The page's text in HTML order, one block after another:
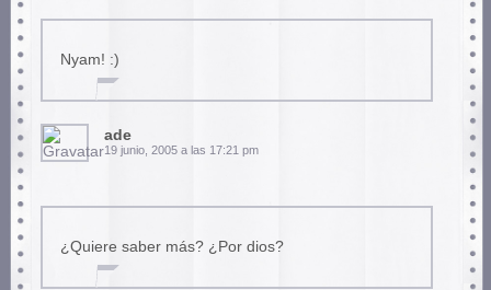
Nyam! :)
ade
19 junio, 2005 a las 17:21 pm
¿Quiere saber más? ¿Por dios?